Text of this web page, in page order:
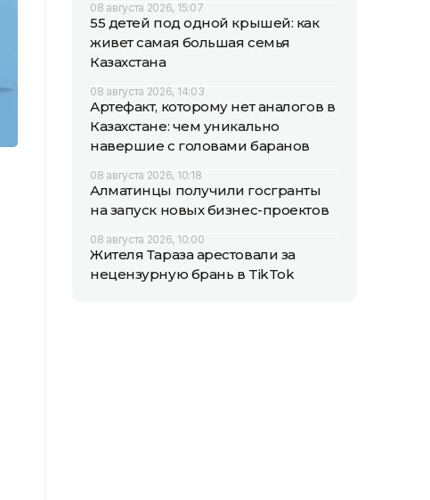
08 августа 2026, 15:07
55 детей под одной крышей: как
живет самая большая семья
Казахстана
08 августа 2026, 14:03
Артефакт, которому нет аналогов в
Казахстане: чем уникально
навершие с головами баранов
08 августа 2026, 10:18
Алматинцы получили госгранты
на запуск новых бизнес-проектов
08 августа 2026, 10:00
Жителя Тараза арестовали за
нецензурную брань в TikTok